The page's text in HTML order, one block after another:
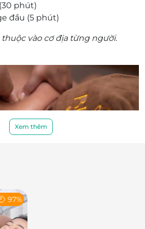
phút)
đầu (5 phút)
vào cơ địa từng người.
nghi – Trải nghiệm thư giãn
không gian sang trọng, tinh tế và
Xem thêm
97%